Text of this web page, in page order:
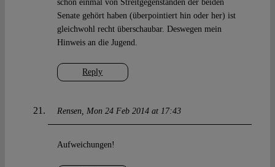
Reply
schon einmal von Streitgegenständen der beiden
Senate gehört haben (überpointiert hin oder her) ist
gleichwohl recht überschaubar. Deswegen mein
Hinweis an die Jugend.
Rensen Mon 24 Feb 2014 at 17:43
Aufweichungen!